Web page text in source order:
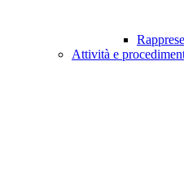
Attività e